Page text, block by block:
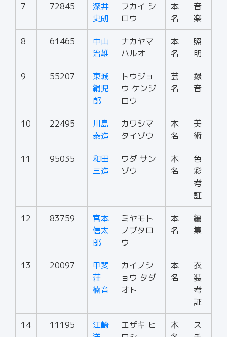
7 72845
深井
史朗
フカイ シ
ロウ
本
名
音
楽
8 61465
中山
治雄
ナカヤマ
ハルオ
本
名
照
明
9 55207
東城
絹児
郎
トウジョ
ウ ケンジ
ロウ
芸
名
録
音
10 22495
川島
泰造
カワシマ
タイゾウ
本
名
美
術
11 95035
和田
三造
ワダ サン
ゾウ
本
名
色
彩
考
証
12 83759
宮本
信太
郎
ミヤモト
ノブタロ
ウ
本
名
編
集
13 20097
甲斐
荘
楠音
カイノシ
ョウ タダ
オト
本
名
衣
装
考
証
14 11195
江崎
エザキ ヒ
本
ス